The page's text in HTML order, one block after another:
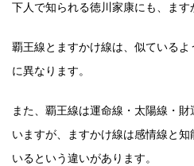
下人で知られる徳川家康にも、ます
覇王線とますかけ線は、似ている
に異なります。
また、覇王線は運命線・太陽線・財
いますが、ますかけ線は感情線と知
いるという違いがあります。